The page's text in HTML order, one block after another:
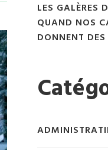
LES GALÈRES
QUAND NOS
DONNENT DES